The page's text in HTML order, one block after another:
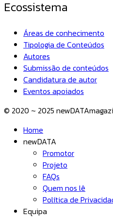
Ecossistema
Áreas de conhecimento
Tipologia de Conteúdos
Autores
Submissão de conteúdos
Candidatura de autor
Eventos apoiados
© 2020 ~ 2025
Home
newDATA
Promotor
Projeto
FAQs
Quem nos lê
Política de
Equipa